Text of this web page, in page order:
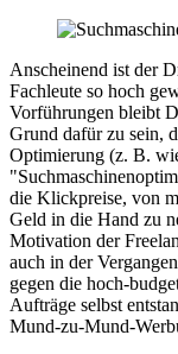
Anscheinend ist der
Fachleute so hoch
Vorführungen bleibt
Grund dafür zu sein,
Optimierung (z. B.
die Klickpreise, von
Geld in die Hand zu
Motivation der
auch in der
gegen die hoch-
Aufträge selbst
Mund-zu-Mund-